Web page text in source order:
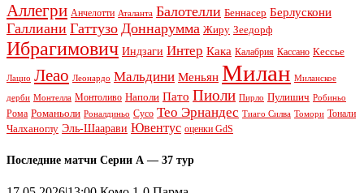
Аллегри Анчелотти Аталанта Балотелли Беннасер Берлускони
Галлиани Гаттузо Доннарумма Жиру Зеедорф
Ибрагимович Индзаги Интер Кака Калабрия Кассано Кессье
Лацио Леао Леонардо Мальдини Меньян Милан Миланское
дерби Монтелла Монтоливо Наполи Пато Пиоли Пирло Пулишич Робиньо
Рома Романьоли Роналдиньо Сусо Тео Эрнандес Тиаго Силва Томори Тонали
Чалханоглу Эль-Шаарави Ювентус оценки GdS
Последние матчи Серии А — 37 тур